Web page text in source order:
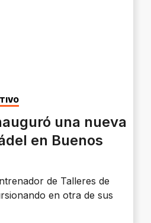
una nueva
en Buenos
de Talleres de
en otra de sus